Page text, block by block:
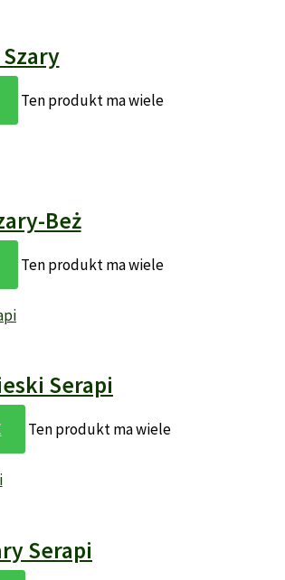
Ten produkt ma wiele
Beż
Ten produkt ma wiele
Serapi
Ten produkt ma wiele
Serapi